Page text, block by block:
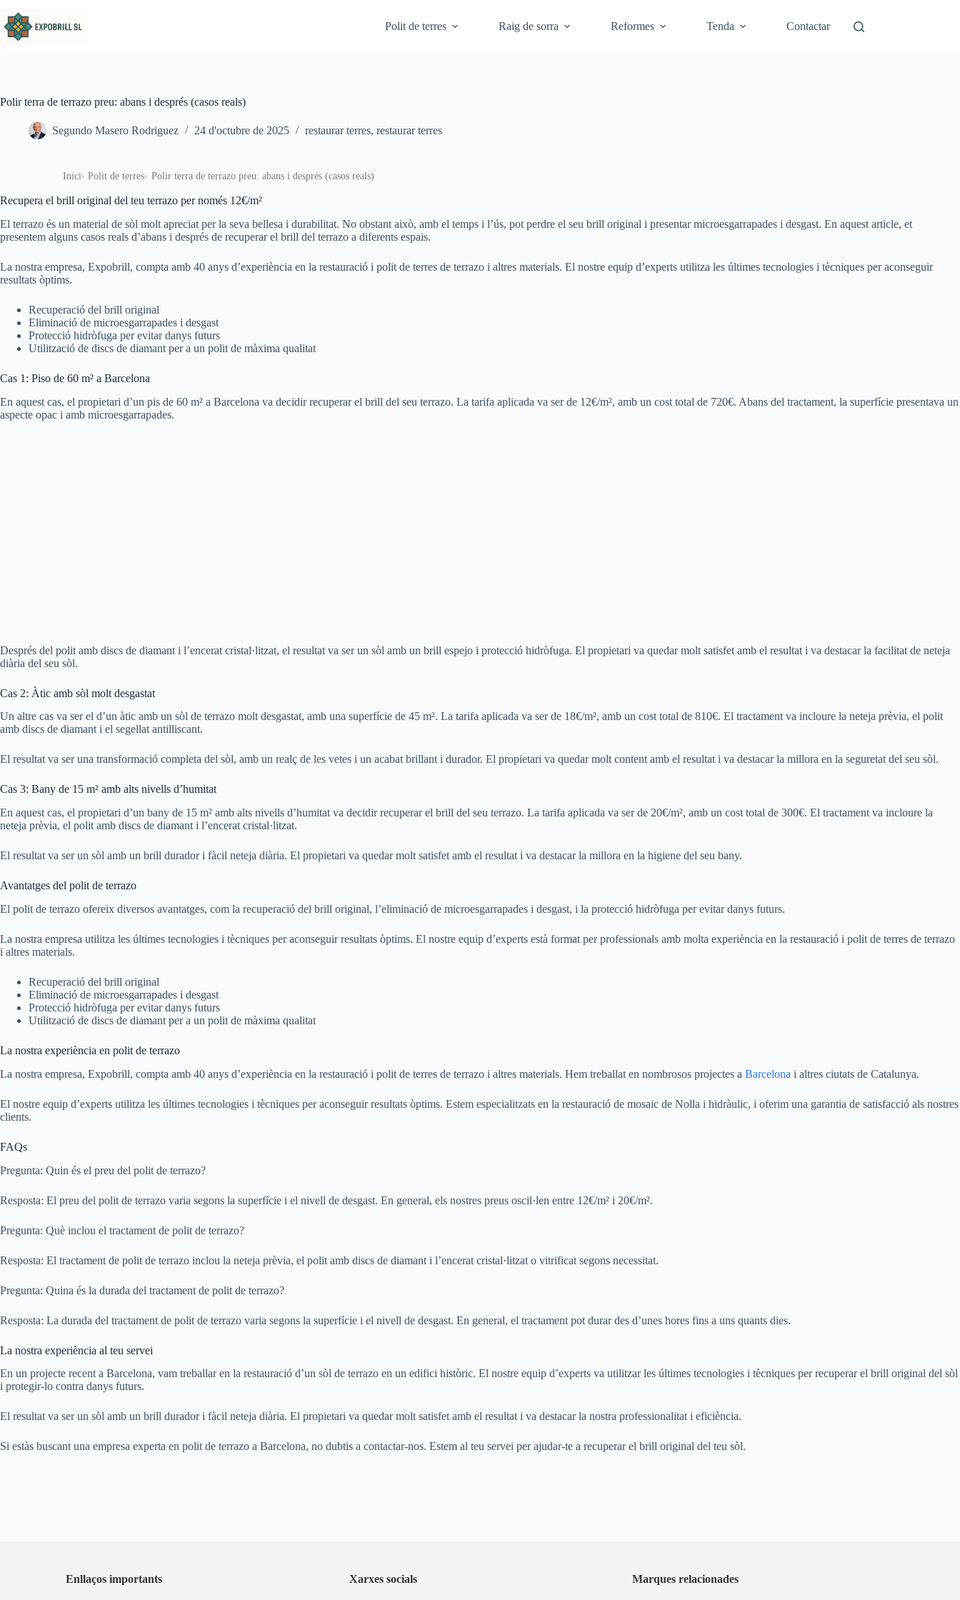
Polit de terres
Raig de sorra Reformes Tenda Contactar
Polir terra de terrazo preu: abans i després (casos reals)
Segundo Masero Rodriguez 24 d'octubre de 2025 restaurar terres, restaurar terres
Inici Polit de terres Polir terra de terrazo preu: abans i després (casos reals)
Recupera el brill original del teu terrazo per només 12€/m²
El terrazo és un material de sòl molt apreciat per la seva bellesa i durabilitat. No obstant això, amb el temps i l’ús, pot perdre el seu brill original i presentar microesgarrapades i desgast. En aquest article, et
presentem alguns casos reals d’abans i després de recuperar el brill del terrazo a diferents espais.
La nostra empresa, Expobrill, compta amb 40 anys d’experiència en la restauració i polit de terres de terrazo i altres materials. El nostre equip d’experts utilitza les últimes tecnologies i tècniques per aconseguir
resultats òptims.
Recuperació del brill original
Eliminació de microesgarrapades i desgast
Protecció hidròfuga per evitar danys futurs
Utilització de discs de diamant per a un polit de màxima qualitat
Cas 1: Piso de 60 m² a Barcelona
En aquest cas, el propietari d’un pis de 60 m² a Barcelona va decidir recuperar el brill del seu terrazo. La tarifa aplicada va ser de 12€/m², amb un cost total de 720€. Abans del tractament, la superfície presentava un
aspecte opac i amb microesgarrapades.
Després del polit amb discs de diamant i l’encerat cristal·litzat, el resultat va ser un sòl amb un brill espejo i protecció hidròfuga. El propietari va quedar molt satisfet amb el resultat i va destacar la facilitat de neteja
diària del seu sòl.
Cas 2: Àtic amb sòl molt desgastat
Un altre cas va ser el d’un àtic amb un sòl de terrazo molt desgastat, amb una superfície de 45 m². La tarifa aplicada va ser de 18€/m², amb un cost total de 810€. El tractament va incloure la neteja prèvia, el polit
amb discs de diamant i el segellat antilliscant.
El resultat va ser una transformació completa del sòl, amb un realç de les vetes i un acabat brillant i durador. El propietari va quedar molt content amb el resultat i va destacar la millora en la seguretat del seu sòl.
Cas 3: Bany de 15 m² amb alts nivells d’humitat
En aquest cas, el propietari d’un bany de 15 m² amb alts nivells d’humitat va decidir recuperar el brill del seu terrazo. La tarifa aplicada va ser de 20€/m², amb un cost total de 300€. El tractament va incloure la
neteja prèvia, el polit amb discs de diamant i l’encerat cristal·litzat.
El resultat va ser un sòl amb un brill durador i fàcil neteja diària. El propietari va quedar molt satisfet amb el resultat i va destacar la millora en la higiene del seu bany.
Avantatges del polit de terrazo
El polit de terrazo ofereix diversos avantatges, com la recuperació del brill original, l’eliminació de microesgarrapades i desgast, i la protecció hidròfuga per evitar danys futurs.
La nostra empresa utilitza les últimes tecnologies i tècniques per aconseguir resultats òptims. El nostre equip d’experts està format per professionals amb molta experiència en la restauració i polit de terres de terrazo
i altres materials.
Recuperació del brill original
Eliminació de microesgarrapades i desgast
Protecció hidròfuga per evitar danys futurs
Utilització de discs de diamant per a un polit de màxima qualitat
La nostra experiència en polit de terrazo
La nostra empresa, Expobrill, compta amb 40 anys d’experiència en la restauració i polit de terres de terrazo i altres materials. Hem treballat en nombrosos projectes a Barcelona i altres ciutats de Catalunya.
El nostre equip d’experts utilitza les últimes tecnologies i tècniques per aconseguir resultats òptims. Estem especialitzats en la restauració de mosaic de Nolla i hidràulic, i oferim una garantia de satisfacció als nostres
clients.
FAQs
Pregunta: Quin és el preu del polit de terrazo?
Resposta: El preu del polit de terrazo varia segons la superfície i el nivell de desgast. En general, els nostres preus oscil·len entre 12€/m² i 20€/m².
Pregunta: Què inclou el tractament de polit de terrazo?
Resposta: El tractament de polit de terrazo inclou la neteja prèvia, el polit amb discs de diamant i l’encerat cristal·litzat o vitrificat segons necessitat.
Pregunta: Quina és la durada del tractament de polit de terrazo?
Resposta: La durada del tractament de polit de terrazo varia segons la superfície i el nivell de desgast. En general, el tractament pot durar des d’unes hores fins a uns quants dies.
La nostra experiència al teu servei
En un projecte recent a Barcelona, vam treballar en la restauració d’un sòl de terrazo en un edifici històric. El nostre equip d’experts va utilitzar les últimes tecnologies i tècniques per recuperar el brill original del sòl
i protegir-lo contra danys futurs.
El resultat va ser un sòl amb un brill durador i fàcil neteja diària. El propietari va quedar molt satisfet amb el resultat i va destacar la nostra professionalitat i eficiència.
Si estàs buscant una empresa experta en polit de terrazo a Barcelona, no dubtis a contactar-nos. Estem al teu servei per ajudar-te a recuperar el brill original del teu sòl.
Enllaços importants Xarxes socials Marques relacionades